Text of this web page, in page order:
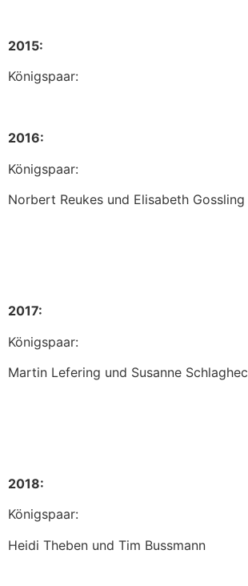
2015:
Königspaar:
2016:
Königspaar:
Norbert Reukes und Elisabeth Gossling
2017:
Königspaar:
Martin Lefering und Susanne
2018:
Königspaar:
Heidi Theben und Tim Bussmann